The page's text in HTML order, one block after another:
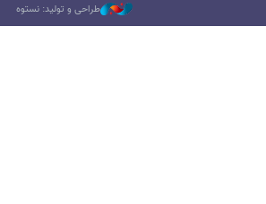
طراحی و تولید: نستوه